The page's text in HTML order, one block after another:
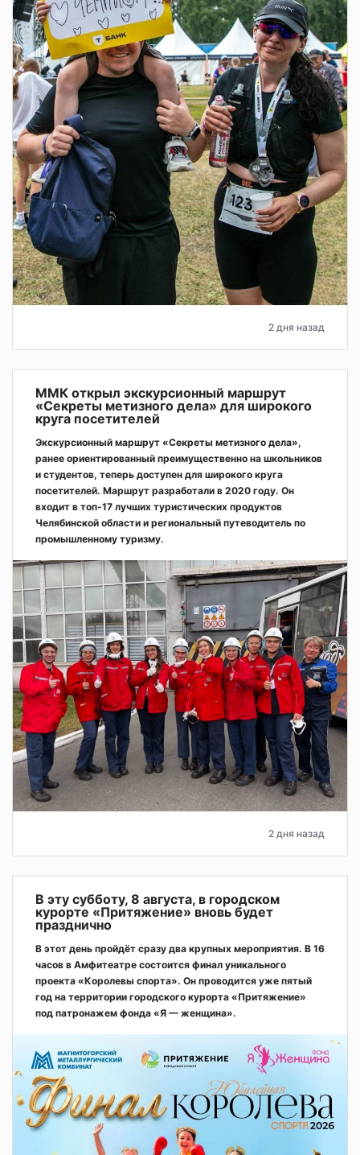
2 дня назад
ММК открыл экскурсионный маршрут
«Секреты метизного дела» для широкого
круга посетителей
Экскурсионный маршрут «Секреты метизного дела»,
ранее ориентированный преимущественно на школьников
и студентов, теперь доступен для широкого круга
посетителей. Маршрут разработали в 2020 году. Он
входит в топ-17 лучших туристических продуктов
Челябинской области и региональный путеводитель по
промышленному туризму.
2 дня назад
В эту субботу, 8 августа, в городском
курорте «Притяжение» вновь будет
празднично
В этот день пройдёт сразу два крупных мероприятия. В 16
часов в Амфитеатре состоится финал уникального
проекта «Королевы спорта». Он проводится уже пятый
год на территории городского курорта «Притяжение»
под патронажем фонда «Я — женщина».